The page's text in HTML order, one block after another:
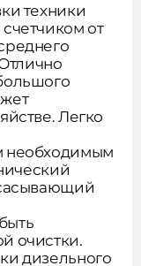
техники
от
Легко
необходимым
очистки.
дизельного